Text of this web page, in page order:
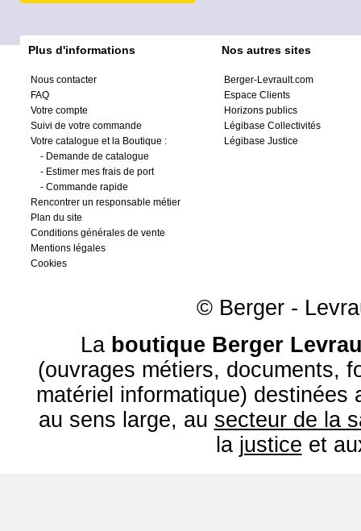
Plus d'informations
Nous contacter
FAQ
Votre compte
Suivi de votre commande
Votre catalogue et la Boutique :
- Demande de catalogue
- Estimer mes frais de port
- Commande rapide
Rencontrer un responsable métier
Plan du site
Conditions générales de vente
Mentions légales
Cookies
Nos autres sites
Berger-Levrault.com
Espace Clients
Horizons publics
Légibase Collectivités
Légibase Justice
© Berger -
La boutique Berger
(ouvrages métiers, documents,
matériel informatique) destinées
au sens large, au secteur de la
la justice et